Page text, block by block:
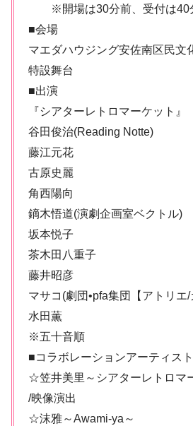
※開場は30分前、受付は40
■会場
マエダハウジング安佐南区民文
特設舞台
■出演
『シアターレトロマーケット』
谷田俊治(Reading Notte)
藤江元花
古原史麗
角西陽向
鏑木悟道(演劇企画室ベクトル)
坂本悦子
茶木田八重子
藤井昭彦
マサコ(劇団•pfa集団【アトリエ
水田薫
※五十音順
■コラボレーションアーティスト
☆笠井美里～シアターレトロマ
/映像演出
☆沫雅～Awami-ya～